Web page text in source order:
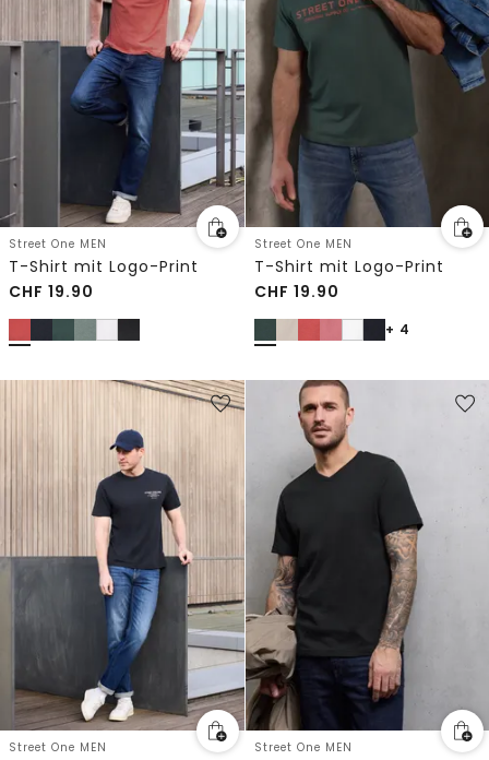
Street One MEN
T-Shirt mit Logo-Print
CHF 19.90
Street One MEN
T-Shirt mit Logo-Print
CHF 19.90
+ 4
Street One MEN Street One MEN